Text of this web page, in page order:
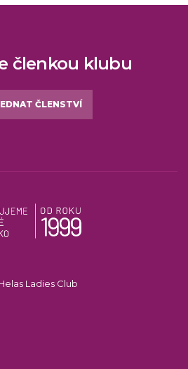
členkou klubu
ČLENSTVÍ
Ladies Club